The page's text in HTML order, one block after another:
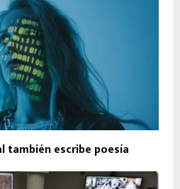
también escribe poesía